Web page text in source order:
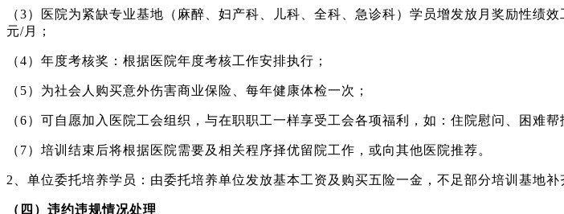
（3）医院为紧缺专业基地（麻醉、妇产科、儿科、全科、急诊科）学员增发放月奖励性绩
元/月；
（4）年度考核奖：根据医院年度考核工作安排执行；
（5）为社会人购买意外伤害商业保险、每年健康体检一次；
（6）可自愿加入医院工会组织，与在职职工一样享受工会各项福利，如：住院慰问、困难
（7）培训结束后将根据医院需要及相关程序择优留院工作，或向其他医院推荐。
2、单位委托培养学员：由委托培养单位发放基本工资及购买五险一金，不足部分培训基地补
（四）违约违规情况处理